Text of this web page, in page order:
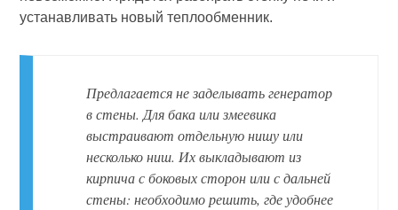
устанавливать новый теплообменник.
Предлагается не заделывать генератор
в стены. Для бака или змеевика
выстраивают отдельную нишу или
несколько ниш. Их выкладывают из
кирпича с боковых сторон или с дальней
стены: необходимо решить, где удобнее